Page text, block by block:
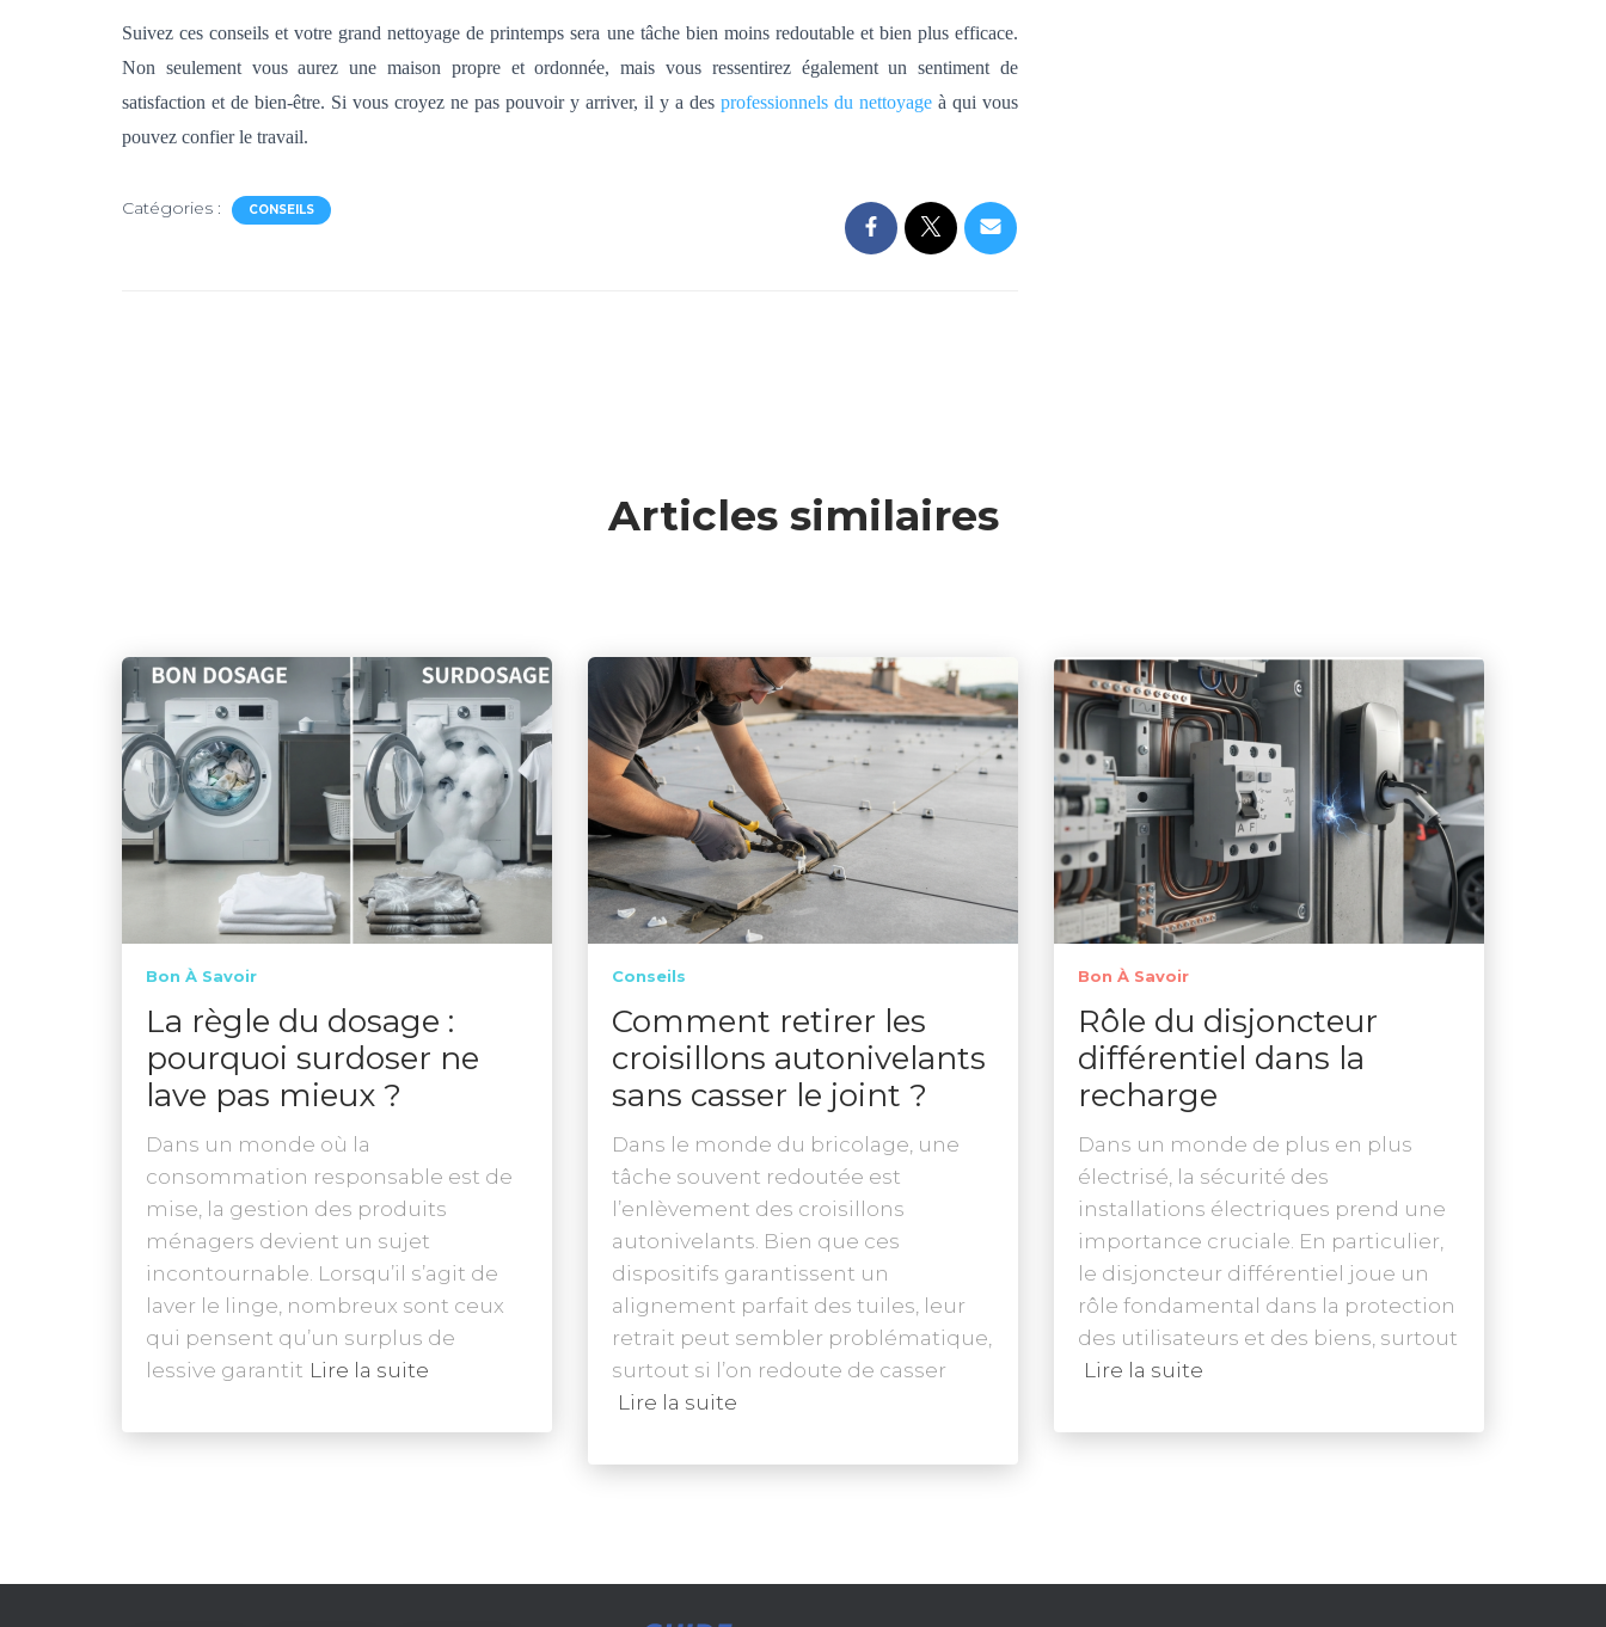
Suivez ces conseils et votre grand nettoyage de printemps sera une tâche bien moins redoutable et bien plus efficace.
Non seulement vous aurez une maison propre et ordonnée, mais vous ressentirez également un sentiment de
satisfaction et de bien-être. Si vous croyez ne pas pouvoir y arriver, il y a des professionnels du nettoyage à qui vous
pouvez confier le travail.
Catégories : CONSEILS
Articles similaires
Bon À Savoir
La règle du dosage :
pourquoi surdoser ne
lave pas mieux ?
Dans un monde où la
consommation responsable est de
mise, la gestion des produits
ménagers devient un sujet
incontournable. Lorsqu’il s’agit de
laver le linge, nombreux sont ceux
qui pensent qu’un surplus de
lessive garantit Lire la suite
Conseils
Comment retirer les
croisillons autonivelants
sans casser le joint ?
Dans le monde du bricolage, une
tâche souvent redoutée est
l’enlèvement des croisillons
autonivelants. Bien que ces
dispositifs garantissent un
alignement parfait des tuiles, leur
retrait peut sembler problématique,
surtout si l’on redoute de casser
Lire la suite
Bon À Savoir
Rôle du disjoncteur
différentiel dans la
recharge
Dans un monde de plus en plus
électrisé, la sécurité des
installations électriques prend une
importance cruciale. En particulier,
le disjoncteur différentiel joue un
rôle fondamental dans la protection
des utilisateurs et des biens, surtout
Lire la suite